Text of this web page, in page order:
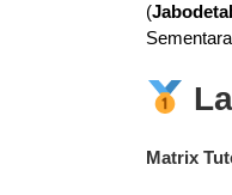
(
Matrix